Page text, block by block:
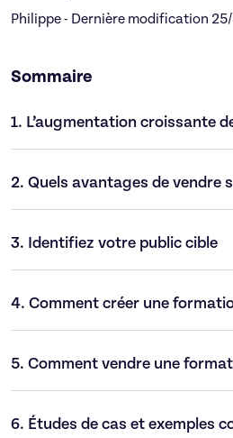
Philippe - Dernière modification
Sommaire
1. L’augmentation croissante
2. Quels avantages de vendre
3. Identifiez votre public cible
4. Comment créer une
5. Comment vendre une
6. Études de cas et exemples